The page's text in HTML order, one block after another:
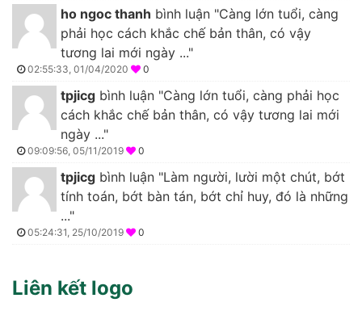
ho ngoc thanh bình luận "Càng lớn tuổi, càng
phải học cách khắc chế bản thân, có vậy
tương lai mới ngày ..."
02:55:33, 01/04/2020 0
tpjicg bình luận "Càng lớn tuổi, càng phải học
cách khắc chế bản thân, có vậy tương lai mới
ngày ..."
09:09:56, 05/11/2019 0
tpjicg bình luận "Làm người, lười một chút, bớt
tính toán, bớt bàn tán, bớt chỉ huy, đó là những
..."
05:24:31, 25/10/2019 0
Liên kết logo